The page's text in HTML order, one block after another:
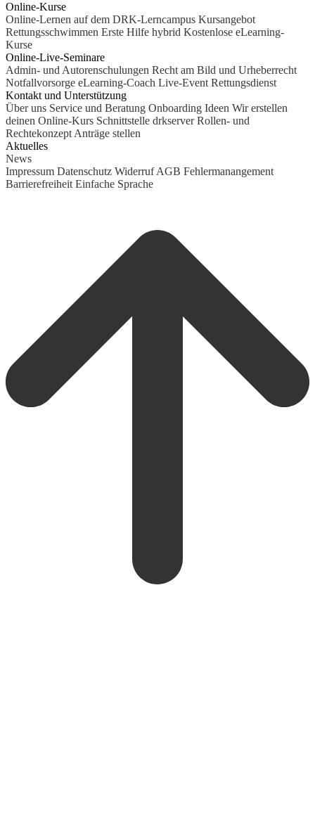
Online-Kurse
Online-Lernen auf dem DRK-Lerncampus Kursangebot
Rettungsschwimmen Erste Hilfe hybrid Kostenlose eLearning-
Kurse
Online-Live-Seminare
Admin- und Autorenschulungen Recht am Bild und Urheberrecht
Notfallvorsorge eLearning-Coach Live-Event Rettungsdienst
Kontakt und Unterstützung
Über uns Service und Beratung Onboarding Ideen Wir erstellen
deinen Online-Kurs Schnittstelle drkserver Rollen- und
Rechtekonzept Anträge stellen
Aktuelles
News
Impressum Datenschutz Widerruf AGB Fehlermanangement
Barrierefreiheit Einfache Sprache